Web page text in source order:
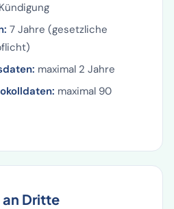
7 Jahre (gesetzliche
maximal 2 Jahre
maximal 90
Dritte